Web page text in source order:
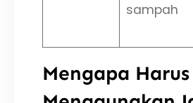
sampah
Mengapa Harus